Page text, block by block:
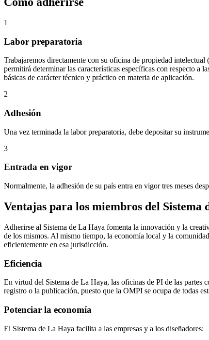
1
Labor preparatoria
Trabajaremos directamente con su oficina de propiedad
permitirá determinar las características específicas con respecto a
básicas de carácter técnico y práctico en materia de aplicación.
2
Adhesión
Una vez terminada la labor preparatoria, debe depositar su
3
Entrada en vigor
Normalmente, la adhesión de su país entra en vigor tres meses
Ventajas para los miembros del Sistema
Adherirse al Sistema de La Haya fomenta la innovación y la
de los mismos. Al mismo tiempo, la economía local y la
eficientemente en esa jurisdicción.
Eficiencia
En virtud del Sistema de La Haya, las oficinas de PI de las partes
registro o la publicación, puesto que la OMPI se ocupa de todas
Potenciar la economía
El Sistema de La Haya facilita a las empresas y a los diseñadores: